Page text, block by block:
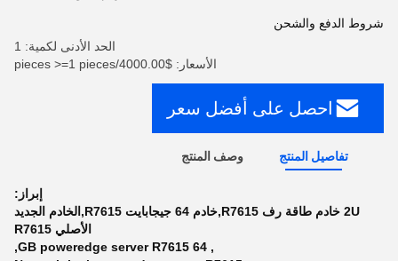
شروط الدفع والشحن
الحد الأدنى لكمية: 1
الأسعار: $4000.00/pieces >=1 pieces
احصل على أفضل سعر
تفاصيل المنتج وصف المنتج
إبراز:
2U خادم طاقة رف R7615,خادم 64 جيجابايت R7615,الخادم الجديد
الأصلي R7615
,
64 GB poweredge server R7615
,